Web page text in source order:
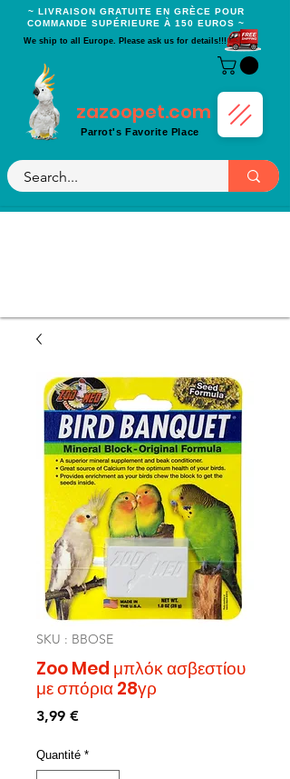
~ LIVRAISON GRATUITE EN GRÈCE POUR
COMMANDE SUPÉRIEURE À 150 EUROS ~
We ship to all Europe. Please ask us for details!!!
zazoopet.com
Parrot's Favorite Place
SKU : BBOSE
Zoo Med μπλόκ ασβεστίου
με σπόρια 28γρ
3,99 €Prix
Quantité *